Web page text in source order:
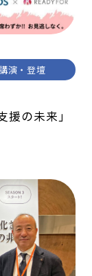
演・登壇
の未来」